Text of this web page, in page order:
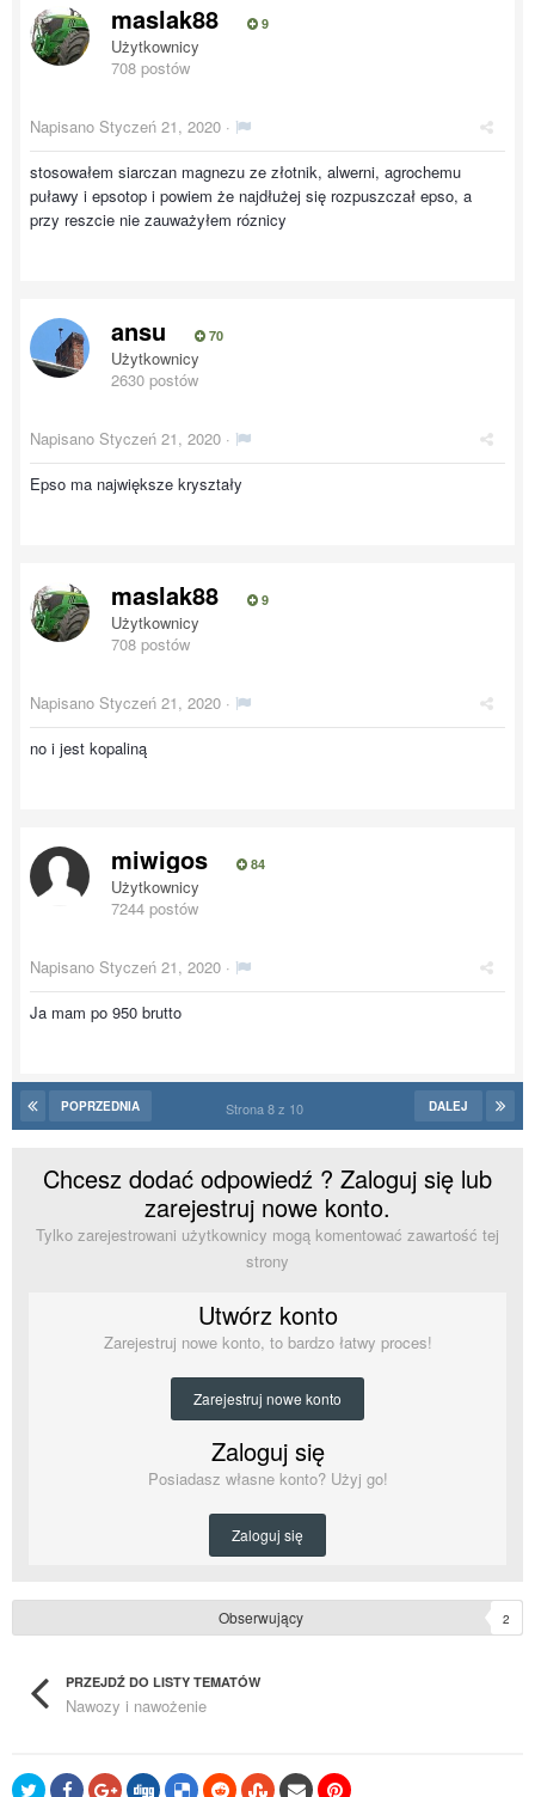
maslak88 9
Użytkownicy
708 postów
Napisano Styczeń 21, 2020 ·
stosowałem siarczan magnezu ze złotnik, alwerni, agrochemu
puławy i epsotop i powiem że najdłużej się rozpuszczał epso, a
przy reszcie nie zauważyłem róznicy
ansu 70
Użytkownicy
2630 postów
Napisano Styczeń 21, 2020 ·
Epso ma największe kryształy
maslak88 9
Użytkownicy
708 postów
Napisano Styczeń 21, 2020 ·
no i jest kopaliną
miwigos 84
Użytkownicy
7244 postów
Napisano Styczeń 21, 2020 ·
Ja mam po 950 brutto
POPRZEDNIA DALEJ
Strona 8 z 10
Chcesz dodać odpowiedź ? Zaloguj się lub
zarejestruj nowe konto.
Tylko zarejestrowani użytkownicy mogą komentować zawartość tej
strony
Utwórz konto
Zarejestruj nowe konto, to bardzo łatwy proces!
Zarejestruj nowe konto
Zaloguj się
Posiadasz własne konto? Użyj go!
Zaloguj się
Obserwujący 2
PRZEJDŹ DO LISTY TEMATÓW
Nawozy i nawożenie